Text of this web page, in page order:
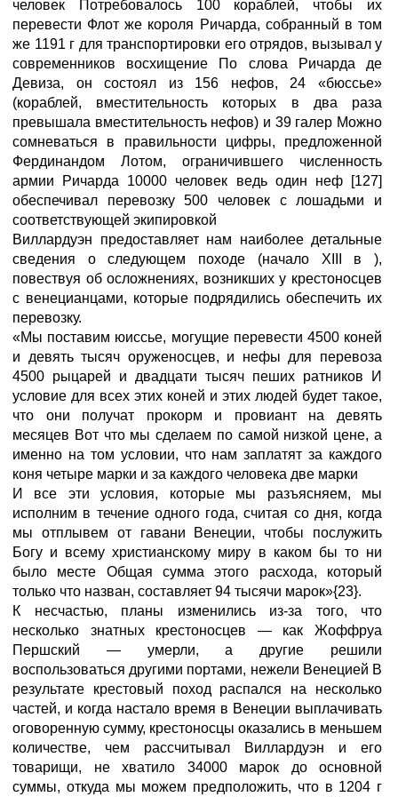
человек Потребовалось 100 кораблей, чтобы их
перевести Флот же короля Ричарда, собранный в том
же 1191 г для транспортировки его отрядов, вызывал у
современников восхищение По слова Ричарда де
Девиза, он состоял из 156 нефов, 24 «бюссье»
(кораблей, вместительность которых в два раза
превышала вместительность нефов) и 39 галер Можно
сомневаться в правильности цифры, предложенной
Фердинандом Лотом, ограничившего численность
армии Ричарда 10000 человек ведь один неф [127]
обеспечивал перевозку 500 человек с лошадьми и
соответствующей экипировкой
Виллардуэн предоставляет нам наиболее детальные
сведения о следующем походе (начало XIII в ),
повествуя об осложнениях, возникших у крестоносцев
с венецианцами, которые подрядились обеспечить их
перевозку.
«Мы поставим юиссье, могущие перевести 4500 коней
и девять тысяч оруженосцев, и нефы для перевоза
4500 рыцарей и двадцати тысяч пеших ратников И
условие для всех этих коней и этих людей будет такое,
что они получат прокорм и провиант на девять
месяцев Вот что мы сделаем по самой низкой цене, а
именно на том условии, что нам заплатят за каждого
коня четыре марки и за каждого человека две марки
И все эти условия, которые мы разъясняем, мы
исполним в течение одного года, считая со дня, когда
мы отплывем от гавани Венеции, чтобы послужить
Богу и всему христианскому миру в каком бы то ни
было месте Общая сумма этого расхода, который
только что назван, составляет 94 тысячи марок»{23}.
К несчастью, планы изменились из-за того, что
несколько знатных крестоносцев — как Жоффруа
Першский — умерли, а другие решили
воспользоваться другими портами, нежели Венецией В
результате крестовый поход распался на несколько
частей, и когда настало время в Венеции выплачивать
оговоренную сумму, крестоносцы оказались в меньшем
количестве, чем рассчитывал Виллардуэн и его
товарищи, не хватило 34000 марок до основной
суммы, откуда мы можем предположить, что в 1204 г